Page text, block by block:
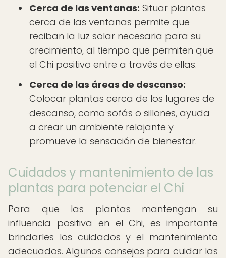
Cerca de las ventanas: Situar plantas
cerca de las ventanas permite que
reciban la luz solar necesaria para su
crecimiento, al tiempo que permiten que
el Chi positivo entre a través de ellas.
Cerca de las áreas de descanso:
Colocar plantas cerca de los lugares de
descanso, como sofás o sillones, ayuda
a crear un ambiente relajante y
promueve la sensación de bienestar.
Cuidados y mantenimiento de las
plantas para potenciar el Chi
Para que las plantas mantengan su
influencia positiva en el Chi, es importante
brindarles los cuidados y el mantenimiento
adecuados. Algunos consejos para cuidar las